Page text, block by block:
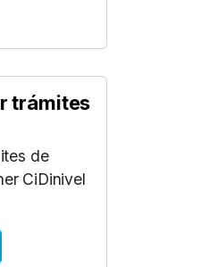
trámites
de
CiDinivel